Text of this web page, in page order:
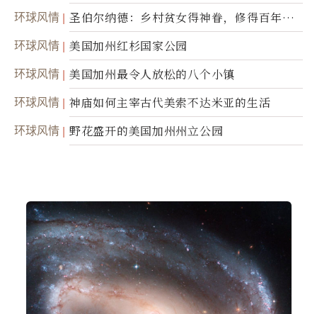
灵
环球风情
圣伯尔纳德：乡村贫女得神眷，修得百年不
腐身
环球风情 美国加州红杉国家公园
环球风情 美国加州最令人放松的八个小镇
环球风情 神庙如何主宰古代美索不达米亚的生活
环球风情 野花盛开的美国加州州立公园